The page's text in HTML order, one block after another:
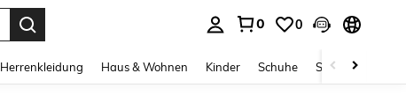
0 0
Herrenkleidung Haus & Wohnen Kinder Schuhe Schmuck &